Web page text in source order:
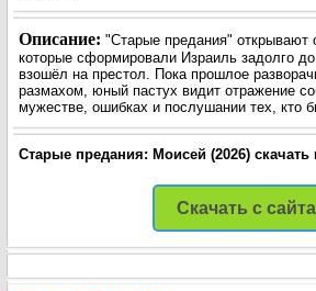
Описание: "Старые предания" открывают
которые сформировали Израиль задолго
взошёл на престол. Пока прошлое
размахом, юный пастух видит отражение
мужестве, ошибках и послушании тех, кто
Старые предания: Моисей (2026) скачать
Скачать с сайта